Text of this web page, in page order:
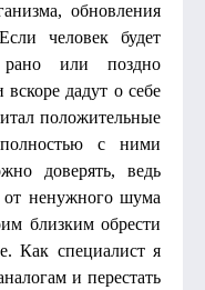
обновления
человек будет
или поздно
дадут о себе
положительные
с ними
доверять, ведь
от ненужного шума
близким обрести
Как специалист я
и перестать